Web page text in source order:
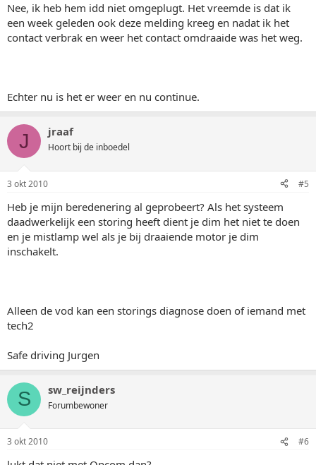
Nee, ik heb hem idd niet omgeplugt. Het vreemde is dat ik
een week geleden ook deze melding kreeg en nadat ik het
contact verbrak en weer het contact omdraaide was het weg.
Echter nu is het er weer en nu continue.
J jraaf
Hoort bij de inboedel
3 okt 2010 #5
Heb je mijn beredenering al geprobeert? Als het systeem
daadwerkelijk een storing heeft dient je dim het niet te doen
en je mistlamp wel als je bij draaiende motor je dim
inschakelt.
Alleen de vod kan een storings diagnose doen of iemand met
tech2
Safe driving Jurgen
S sw_reijnders
Forumbewoner
3 okt 2010 #6